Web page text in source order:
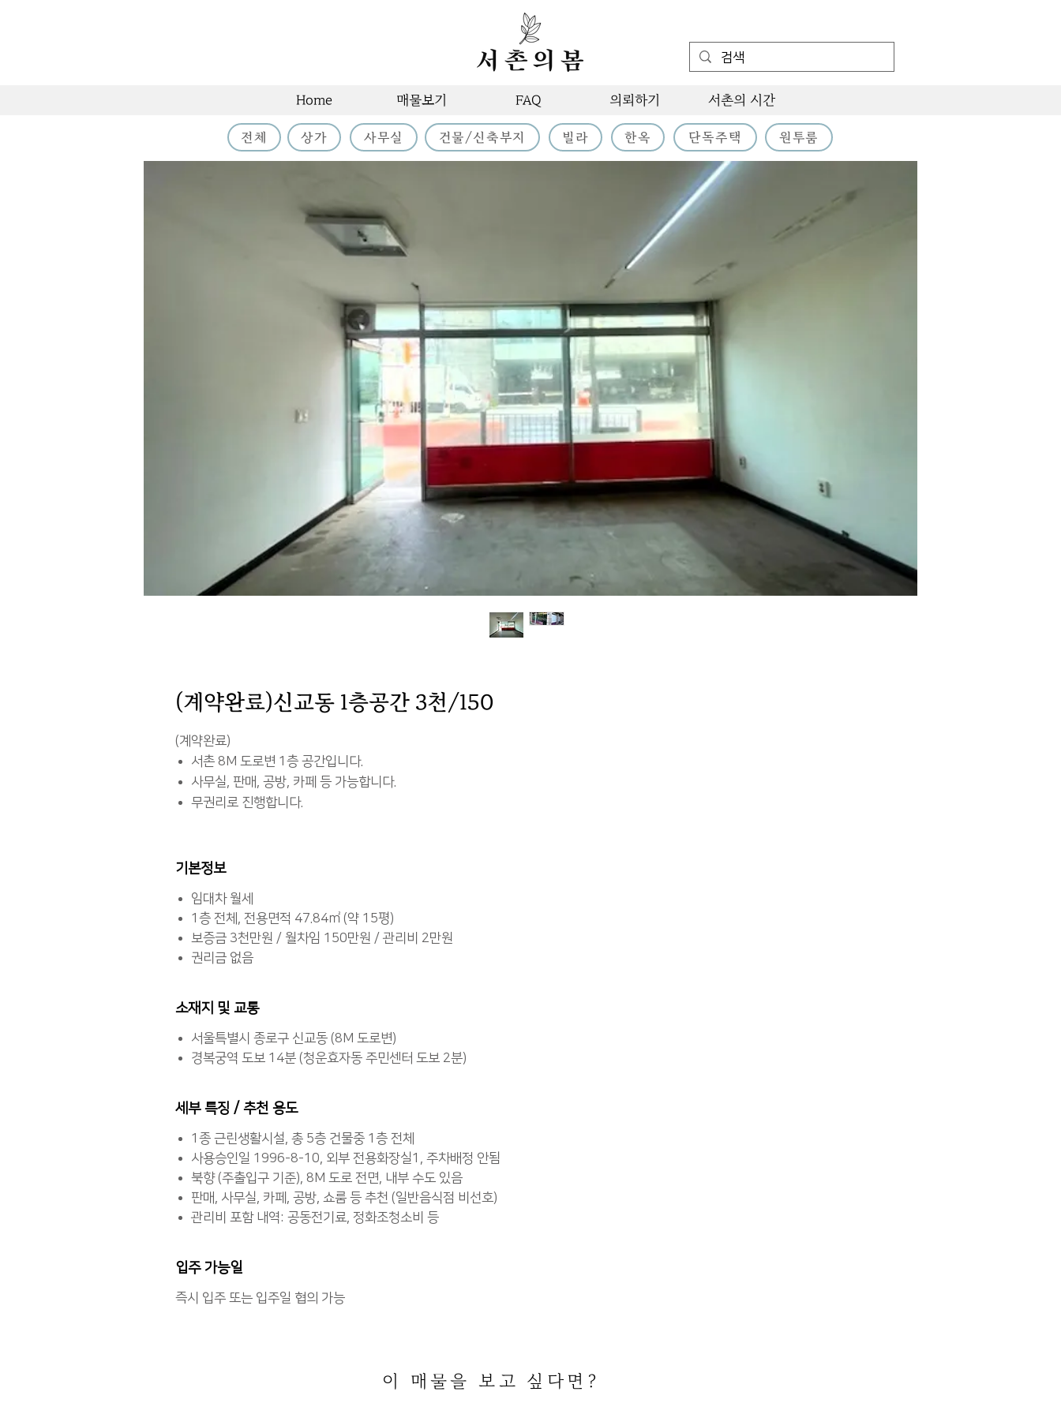
Home 매물보기 FAQ 의뢰하기 서촌의 시간
전체 상가 사무실 건물/신축부지 빌라 한옥 단독주택 원투룸
(계약완료)신교동 1층공간 3천/150
(계약완료)
서촌 8M 도로변 1층 공간입니다.
사무실, 판매, 공방, 카페 등 가능합니다.
무권리로 진행합니다.
기본정보
임대차 월세
1층 전체, 전용면적 47.84㎡ (약 15평)
보증금 3천만원 / 월차임 150만원 / 관리비 2만원
권리금 없음
소재지 및 교통
서울특별시 종로구 신교동 (8M 도로변)
경복궁역 도보 14분 (청운효자동 주민센터 도보 2분)
세부 특징 / 추천 용도
1종 근린생활시설, 총 5층 건물중 1층 전체
사용승인일 1996-8-10, 외부 전용화장실1, 주차배정 안됨
북향 (주출입구 기준), 8M 도로 전면, 내부 수도 있음
판매, 사무실, 카페, 공방, 쇼룸 등 추천 (일반음식점 비선호)
관리비 포함 내역: 공동전기료, 정화조청소비 등
입주 가능일
즉시 입주 또는 입주일 협의 가능
이 매물을 보고 싶다면?